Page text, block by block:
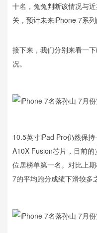
十名，兔兔判断该情况与
关，预计未来iPhone 7系
接下来，我们分别来看一
况。
10.5英寸iPad Pro仍然保
A10X Fusion芯片，目前的
位居榜单第一名。对比上
7的平均跑分成绩下滑较多